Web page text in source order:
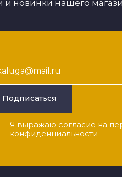
и новинки нашего
Я выражаю согласие на
конфиденциальности
Подписаться